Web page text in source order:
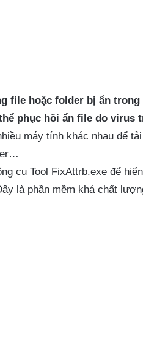
file hoặc folder bị ẩn trong
phục hồi ẩn file do virus
máy tính khác nhau để
cụ Tool FixAttrb.exe để
là phần mềm khá chất